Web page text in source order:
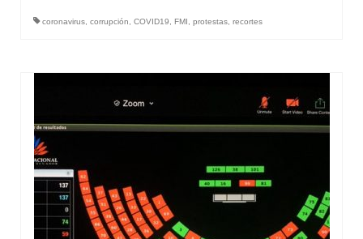
coronavirus corrupción COVID19 FMI protestas recortes